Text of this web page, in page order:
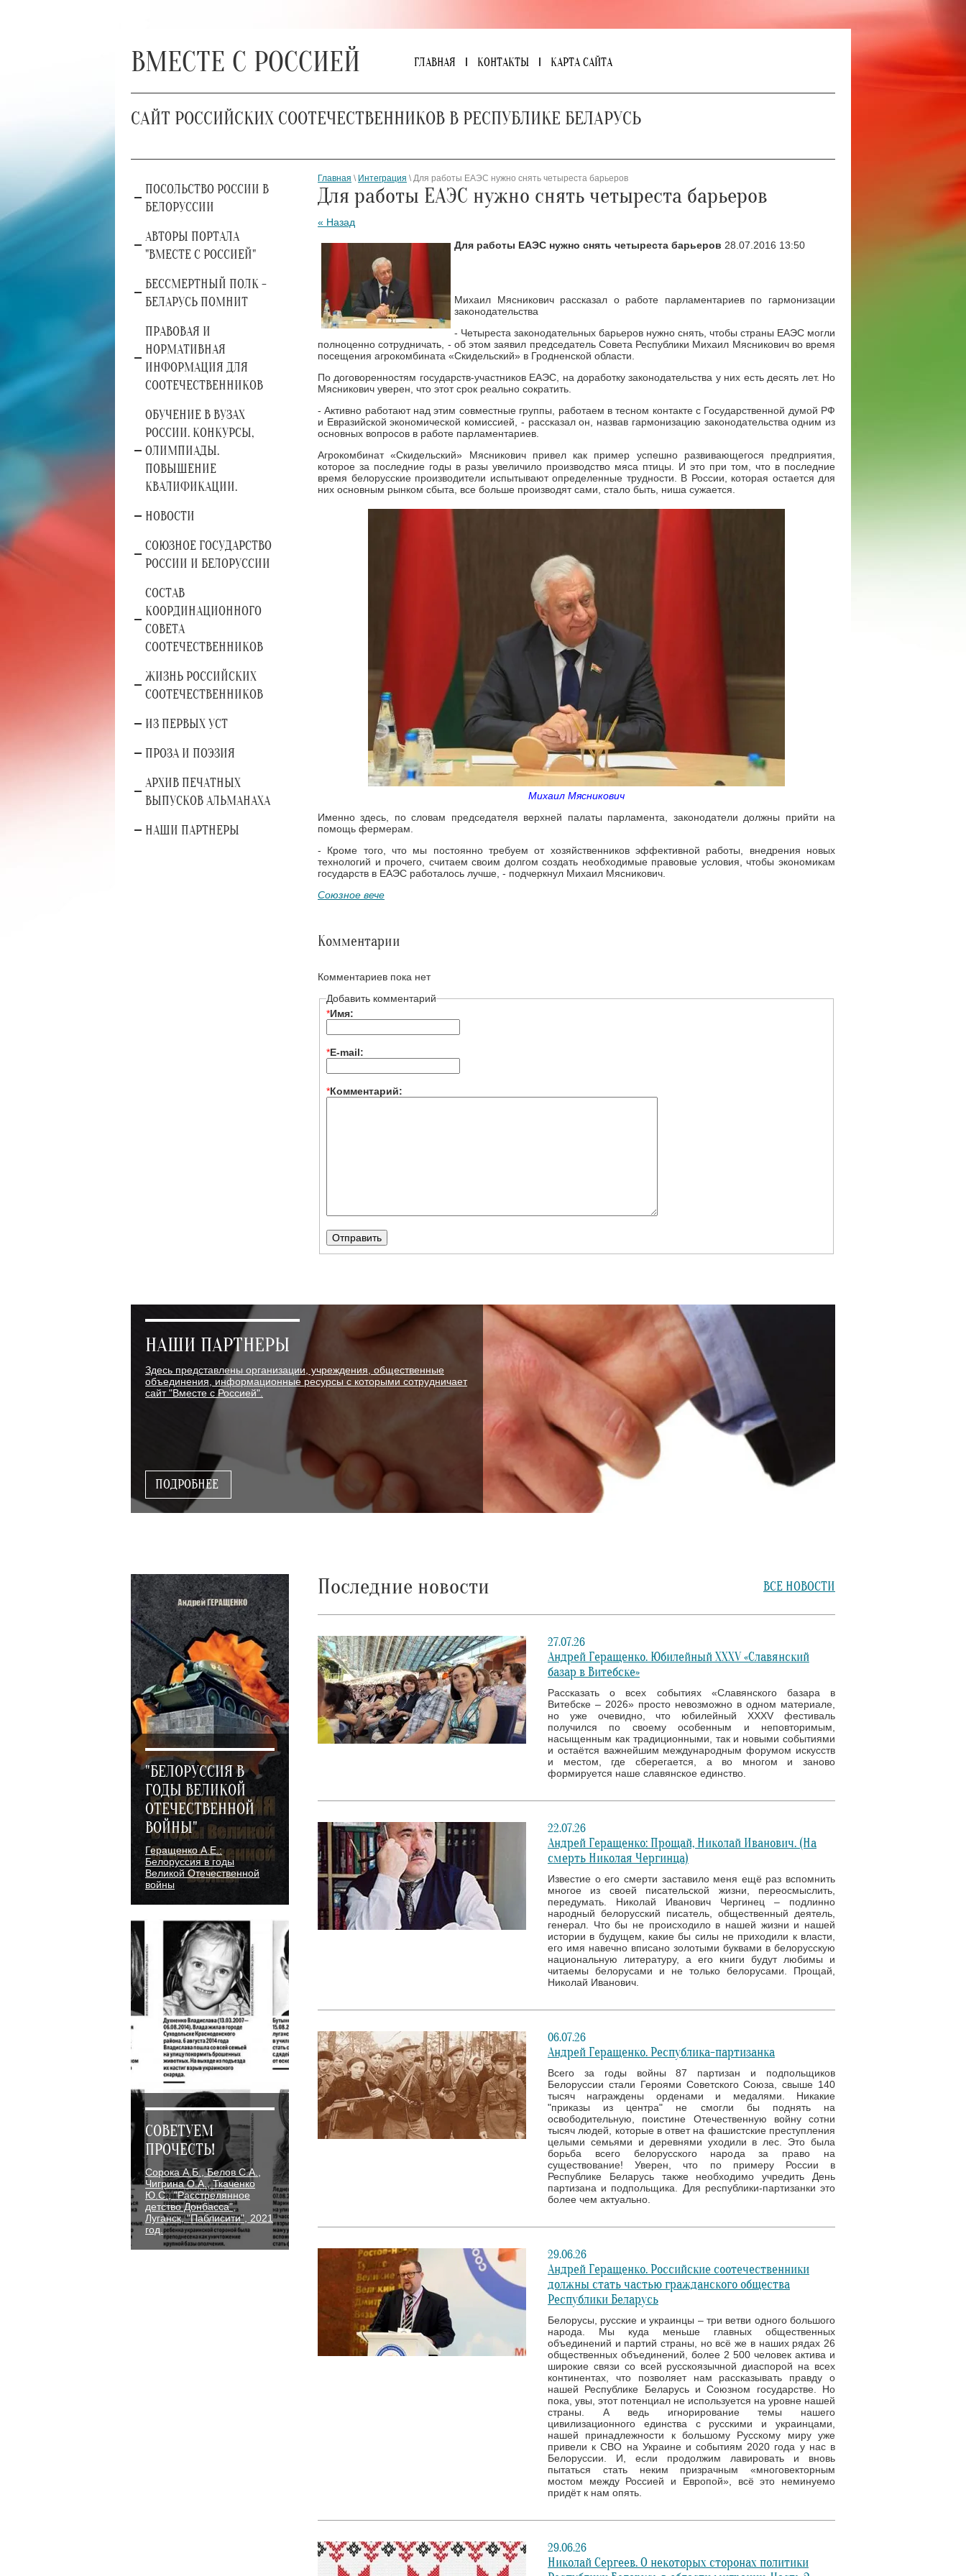
ВМЕСТЕ С РОССИЕЙ ГЛАВНАЯ КОНТАКТЫ КАРТА САЙТА
САЙТ РОССИЙСКИХ СООТЕЧЕСТВЕННИКОВ В РЕСПУБЛИКЕ БЕЛАРУСЬ
ПОСОЛЬСТВО РОССИИ В
БЕЛОРУССИИ
АВТОРЫ ПОРТАЛА
"ВМЕСТЕ С РОССИЕЙ"
БЕССМЕРТНЫЙ ПОЛК -
БЕЛАРУСЬ ПОМНИТ
ПРАВОВАЯ И
НОРМАТИВНАЯ
ИНФОРМАЦИЯ ДЛЯ
СООТЕЧЕСТВЕННИКОВ
ОБУЧЕНИЕ В ВУЗАХ
РОССИИ. КОНКУРСЫ,
ОЛИМПИАДЫ.
ПОВЫШЕНИЕ
КВАЛИФИКАЦИИ.
НОВОСТИ
СОЮЗНОЕ ГОСУДАРСТВО
РОССИИ И БЕЛОРУССИИ
СОСТАВ
КООРДИНАЦИОННОГО
СОВЕТА
СООТЕЧЕСТВЕННИКОВ
ЖИЗНЬ РОССИЙСКИХ
СООТЕЧЕСТВЕННИКОВ
ИЗ ПЕРВЫХ УСТ
ПРОЗА И ПОЭЗИЯ
АРХИВ ПЕЧАТНЫХ
ВЫПУСКОВ АЛЬМАНАХА
НАШИ ПАРТНЕРЫ
Главная \ Интеграция \ Для работы ЕАЭС нужно снять четыреста барьеров
Для работы ЕАЭС нужно снять четыреста барьеров
« Назад
Для работы ЕАЭС нужно снять четыреста барьеров 28.07.2016 13:50
Михаил Мясникович рассказал о работе парламентариев по гармонизации
законодательства
- Четыреста законодательных барьеров нужно снять, чтобы страны ЕАЭС могли
полноценно сотрудничать, - об этом заявил председатель Совета Республики Михаил Мясникович во время
посещения агрокомбината «Скидельский» в Гродненской области.
По договоренностям государств-участников ЕАЭС, на доработку законодательства у них есть десять лет. Но
Мясникович уверен, что этот срок реально сократить.
- Активно работают над этим совместные группы, работаем в тесном контакте с Государственной думой РФ
и Евразийской экономической комиссией, - рассказал он, назвав гармонизацию законодательства одним из
основных вопросов в работе парламентариев.
Агрокомбинат «Скидельский» Мясникович привел как пример успешно развивающегося предприятия,
которое за последние годы в разы увеличило производство мяса птицы. И это при том, что в последние
время белорусские производители испытывают определенные трудности. В России, которая остается для
них основным рынком сбыта, все больше производят сами, стало быть, ниша сужается.
Михаил Мясникович
Именно здесь, по словам председателя верхней палаты парламента, законодатели должны прийти на
помощь фермерам.
- Кроме того, что мы постоянно требуем от хозяйственников эффективной работы, внедрения новых
технологий и прочего, считаем своим долгом создать необходимые правовые условия, чтобы экономикам
государств в ЕАЭС работалось лучше, - подчеркнул Михаил Мясникович.
Союзное вече
Комментарии
Комментариев пока нет
Добавить комментарий
*Имя:
*E-mail:
*Комментарий:
НАШИ ПАРТНЕРЫ
Здесь представлены организации, учреждения, общественные
объединения, информационные ресурсы с которыми сотрудничает
сайт "Вместе с Россией".
ПОДРОБНЕЕ
"БЕЛОРУССИЯ В
ГОДЫ ВЕЛИКОЙ
ОТЕЧЕСТВЕННОЙ
ВОЙНЫ"
Геращенко А.Е.:
Белоруссия в годы
Великой Отечественной
войны
СОВЕТУЕМ
ПРОЧЕСТЬ!
Сорока А.Б., Белов С.А.,
Чигрина О.А., Ткаченко
Ю.С., "Расстрелянное
детство Донбасса",
Луганск, "Паблисити", 2021
год.
Последние новости ВСЕ НОВОСТИ
27.07.26
Андрей Геращенко. Юбилейный XXXV «Славянский
базар в Витебске»
Рассказать о всех событиях «Славянского базара в
Витебске – 2026» просто невозможно в одном материале,
но уже очевидно, что юбилейный XXXV фестиваль
получился по своему особенным и неповторимым,
насыщенным как традиционными, так и новыми событиями
и остаётся важнейшим международным форумом искусств
и местом, где сберегается, а во многом и заново
формируется наше славянское единство.
22.07.26
Андрей Геращенко: Прощай, Николай Иванович. (На
смерть Николая Чергинца)
Известие о его смерти заставило меня ещё раз вспомнить
многое из своей писательской жизни, переосмыслить,
передумать. Николай Иванович Чергинец – подлинно
народный белорусский писатель, общественный деятель,
генерал. Что бы не происходило в нашей жизни и нашей
истории в будущем, какие бы силы не приходили к власти,
его имя навечно вписано золотыми буквами в белорусскую
национальную литературу, а его книги будут любимы и
читаемы белорусами и не только белорусами. Прощай,
Николай Иванович.
06.07.26
Андрей Геращенко. Республика-партизанка
Всего за годы войны 87 партизан и подпольщиков
Белоруссии стали Героями Советского Союза, свыше 140
тысяч награждены орденами и медалями. Никакие
"приказы из центра" не смогли бы поднять на
освободительную, поистине Отечественную войну сотни
тысяч людей, которые в ответ на фашистские преступления
целыми семьями и деревнями уходили в лес. Это была
борьба всего белорусского народа за право на
существование! Уверен, что по примеру России в
Республике Беларусь также необходимо учредить День
партизана и подпольщика. Для республики-партизанки это
более чем актуально.
29.06.26
Андрей Геращенко. Российские соотечественники
должны стать частью гражданского общества
Республики Беларусь
Белорусы, русские и украинцы – три ветви одного большого
народа. Мы куда меньше главных общественных
объединений и партий страны, но всё же в наших рядах 26
общественных объединений, более 2 500 человек актива и
широкие связи со всей русскоязычной диаспорой на всех
континентах, что позволяет нам рассказывать правду о
нашей Республике Беларусь и Союзном государстве. Но
пока, увы, этот потенциал не используется на уровне нашей
страны. А ведь игнорирование темы нашего
цивилизационного единства с русскими и украинцами,
нашей принадлежности к большому Русскому миру уже
привели к СВО на Украине и событиям 2020 года у нас в
Белоруссии. И, если продолжим лавировать и вновь
пытаться стать неким призрачным «многовекторным
мостом между Россией и Европой», всё это неминуемо
придёт к нам опять.
29.06.26
Николай Сергеев. О некоторых сторонах политики